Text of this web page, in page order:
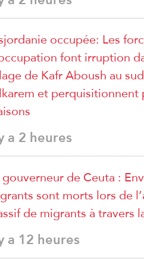
occupée: Les
font irruption
de Kafr Aboush au
et perquisitionnent
a 2 heures
de Ceuta :
sont morts lors de
de migrants à travers
a 12 heures